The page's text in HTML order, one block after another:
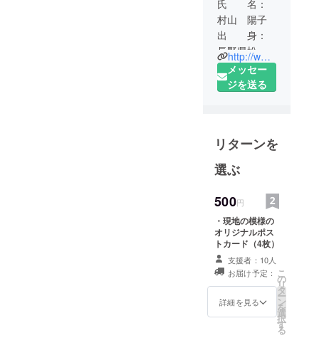
氏 名：
村山 陽子
出 身：
長野県松本
市
早稲田大学
際開発高等
教育機構 国
際開発入門
多摩大学ル
ネッサンス
センター
40歳代CEO
養成講座修
了
2005年～
http://www.philia-corp.com
メッセー
ジを送る
リターンを
選ぶ
500円
・現地の模様の
オリジナルポス
トカード（4枚）
支援者：10人
お届け予定：
詳細を見る
こ
の
リ
タ
ー
ン
を
選
択
す
る